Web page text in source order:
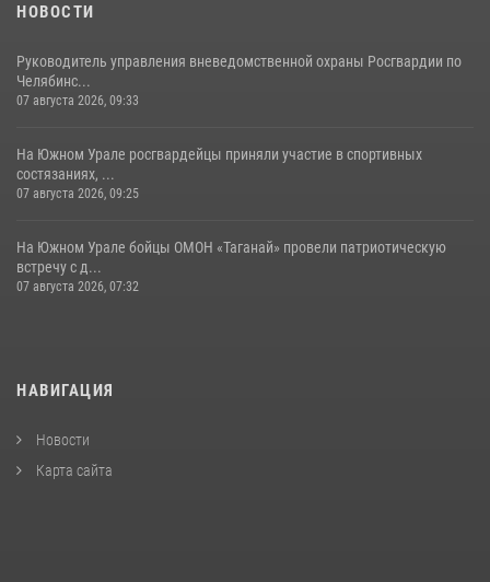
НОВОСТИ
Руководитель управления вневедомственной охраны Росгвардии по
Челябинс...
07 августа 2026, 09:33
На Южном Урале росгвардейцы приняли участие в спортивных
состязаниях, ...
07 августа 2026, 09:25
На Южном Урале бойцы ОМОН «Таганай» провели патриотическую
встречу с д...
07 августа 2026, 07:32
НАВИГАЦИЯ
Новости
Карта сайта